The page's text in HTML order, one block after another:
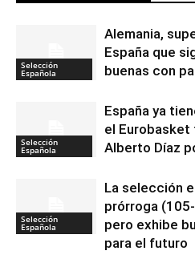
Selección
Española
Alemania,
España que
buenas con
Selección
Española
España ya
el
Alberto Díaz
Selección
Española
La selección
prórroga
pero exhibe
para el futuro